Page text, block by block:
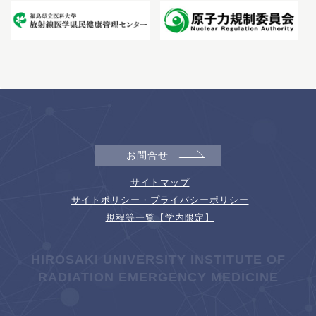
お問合せ
サイトマップ
サイトポリシー・プライバシーポリシー
規程等一覧【学内限定】
HIROSAKI UNIVERSITY INSTITUTE OF
RADIATION EMERGENCY MEDICINE